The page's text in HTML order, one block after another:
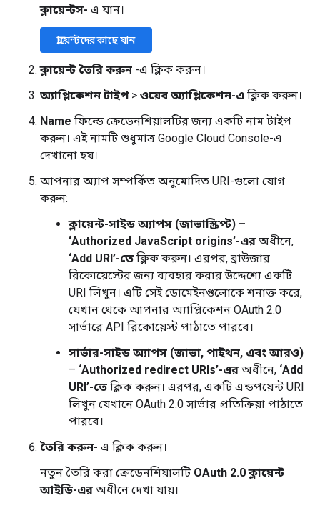
ক্লায়েন্টস- এ যান।
ক্লায়েন্টদের কাছে যান
ক্লায়েন্ট তৈরি করুন -এ ক্লিক করুন।
অ্যাপ্লিকেশন টাইপ > ওয়েব অ্যাপ্লিকেশন-এ ক্লিক করুন।
Name ফিল্ডে ক্রেডেনশিয়ালটির জন্য একটি নাম টাইপ
করুন। এই নামটি শুধুমাত্র Google Cloud Console-এ
দেখানো হয়।
আপনার অ্যাপ সম্পর্কিত অনুমোদিত URI-গুলো যোগ
করুন:
ক্লায়েন্ট-সাইড অ্যাপস (জাভাস্ক্রিপ্ট) –
‘Authorized JavaScript origins’-এর অধীনে,
‘Add URI’-তে ক্লিক করুন। এরপর, ব্রাউজার
রিকোয়েস্টের জন্য ব্যবহার করার উদ্দেশ্যে একটি
URI লিখুন। এটি সেই ডোমেইনগুলোকে শনাক্ত করে,
যেখান থেকে আপনার অ্যাপ্লিকেশন OAuth 2.0
সার্ভারে API রিকোয়েস্ট পাঠাতে পারবে।
সার্ভার-সাইড অ্যাপস (জাভা, পাইথন, এবং আরও)
– ‘Authorized redirect URIs’-এর অধীনে, ‘Add
URI’-তে ক্লিক করুন। এরপর, একটি এন্ডপয়েন্ট URI
লিখুন যেখানে OAuth 2.0 সার্ভার প্রতিক্রিয়া পাঠাতে
পারবে।
তৈরি করুন- এ ক্লিক করুন।
নতুন তৈরি করা ক্রেডেনশিয়ালটি OAuth 2.0 ক্লায়েন্ট
আইডি-এর অধীনে দেখা যায়।